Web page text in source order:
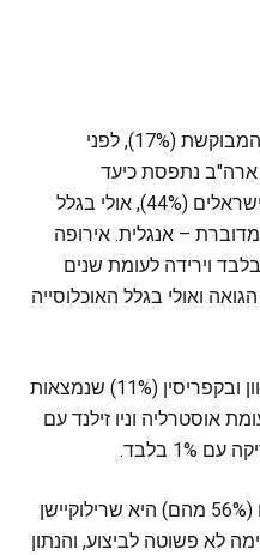
ניו יורק מובילה כעיר הרילוקיישן המבוקשת (17%), לפני
(11%) ומיאמי (8%). ארה"ב נתפסת כיעד
הרילוקיישן האידיאלי לעובדים הישראלים (44%), אולי בגלל
– אנגלית. אירופה
הרבה פחות פופולרית עם 26% בלבד וירידה לעומת שנים
ואולי בגלל האוכלוסייה
חלק מהנשאלים מביעים עניין ביוון ובקפריסין (11%) שנמצאות
אוסטרליה וניו זילנד עם
התחושה העיקרית של המשיבים (56% מהם) היא שרילוקיישן
לא פשוטה לביצוע, והנתון